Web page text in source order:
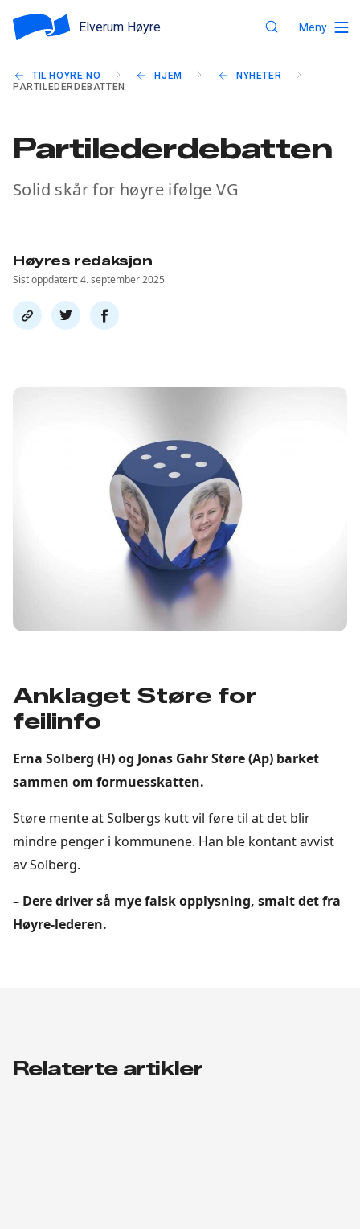
Elverum Høyre Meny
TIL HOYRE.NO HJEM
NYHETER
PARTILEDERDEBATTEN
Partilederdebatten
Solid skår for høyre ifølge VG
Høyres redaksjon
Sist oppdatert: 4. september 2025
Del
link
Del
på
Del
på
Anklaget Støre for
feilinfo
Erna Solberg (H) og Jonas Gahr Støre (Ap) barket
sammen om formuesskatten.
Støre mente at Solbergs kutt vil føre til at det blir
mindre penger i kommunene. Han ble kontant avvist
av Solberg.
– Dere driver så mye falsk opplysning, smalt det fra
Høyre-lederen.
Relaterte artikler